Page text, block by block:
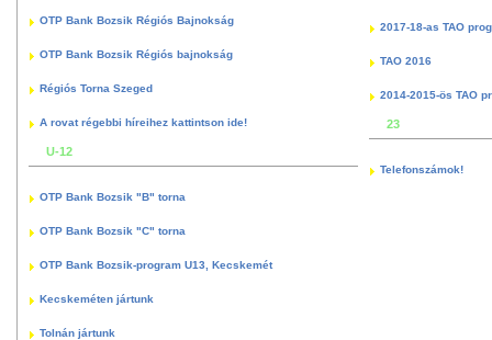
OTP Bank Bozsik Régiós Bajnokság
OTP Bank Bozsik Régiós bajnokság
Régiós Torna Szeged
A rovat régebbi híreihez kattintson ide!
U-12
OTP Bank Bozsik "B" torna
OTP Bank Bozsik "C" torna
OTP Bank Bozsik-program U13, Kecskemét
Kecskeméten jártunk
Tolnán jártunk
2017-18-as TAO
TAO 2016
2014-2015-ös TAO
23
Telefonszámok!